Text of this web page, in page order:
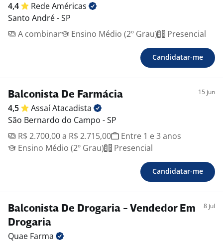
4,4 RedeAméricas
Santo André - SP
A combinar
Ensino Médio (2º Grau) Presencial
Candidatar-me
Balconista De Farmácia 15 jun
4,5 AssaíAtacadista
São Bernardo do Campo - SP
R$ 2.700,00 a R$ 2.715,00
Entre 1 e 3 anos
Ensino Médio (2º Grau)
Presencial
Candidatar-me
Balconista De Drogaria - Vendedor Em
Drogaria
8 jul
Quae Farma